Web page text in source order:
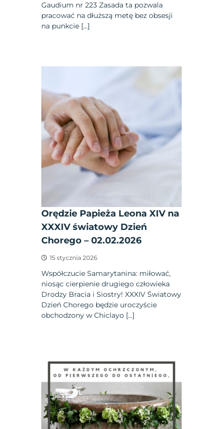
Gaudium nr 223 Zasada ta pozwala
pracować na dłuższą metę bez obsesji
na punkcie […]
Orędzie Papieża Leona XIV na
XXXIV światowy Dzień
Chorego – 02.02.2026
15 stycznia 2026
Współczucie Samarytanina: miłować,
niosąc cierpienie drugiego człowieka
Drodzy Bracia i Siostry! XXXIV Światowy
Dzień Chorego będzie uroczyście
obchodzony w Chiclayo […]